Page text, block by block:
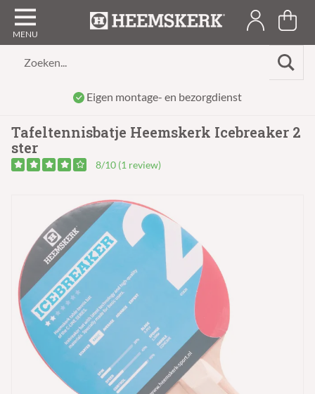
Zoeken...
Eigen montage- en bezorgdienst
Tafeltennisbatje Heemskerk Icebreaker 2
ster
8/10 (1 review)